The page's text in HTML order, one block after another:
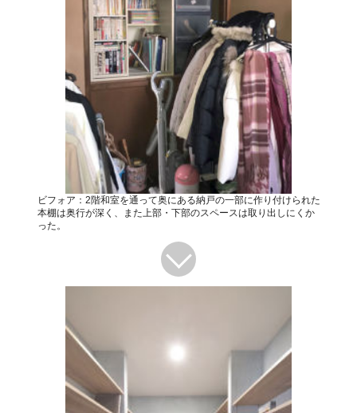
ビフォア：2階和室を通って奥にある納戸の一部に作り付けられた
本棚は奥行が深く、また上部・下部のスペースは取り出しにくか
った。